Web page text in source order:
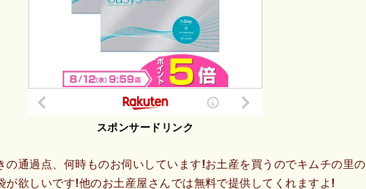
スポンサードリンク
の通過点、何時ものお伺いしています!お土産を買うのでキムチの里の
が欲しいです!他のお土産屋さんでは無料で提供してくれますよ!